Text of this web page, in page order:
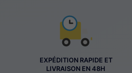
EXPÉDITION RAPIDE ET
LIVRAISON EN 48H